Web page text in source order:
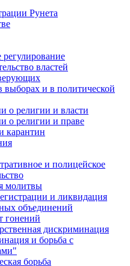
Рунета
властей
выборах и в политической
о религии и власти
о религии и праве
карантин
и полицейское
молитвы
и ликвидация
объединений
гонений
дискриминация
и борьба с
борьба